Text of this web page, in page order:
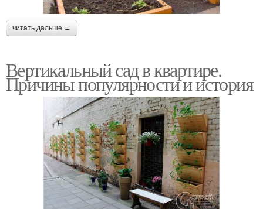
читать дальше →
Вертикальный сад в квартире.
Причины популярности и история